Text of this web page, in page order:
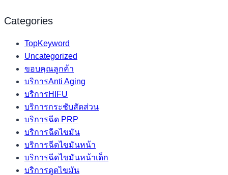
Categories
TopKeyword
Uncategorized
ขอบคุณลูกค้า
บริการAnti Aging
บริการHIFU
บริการกระชับสัดส่วน
บริการฉีด PRP
บริการฉีดไขมัน
บริการฉีดไขมันหน้า
บริการฉีดไขมันหน้าเด็ก
บริการดูดไขมัน